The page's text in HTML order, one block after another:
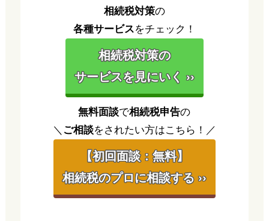
相続税対策の
各種サービスをチェック！
相続税対策の
サービスを見にいく ››
無料面談で相続税申告の
＼ ご相談をされたい方はこちら！／
【初回面談：無料】
相続税のプロに相談する ››